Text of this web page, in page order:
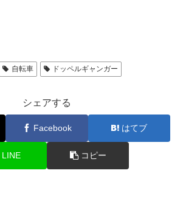
自転車 ドッペルギャンガー
シェアする
Facebook はてブ
LINE コピー